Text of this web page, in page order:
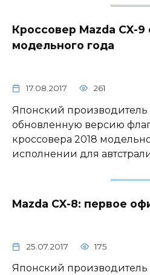
Кроссовер Mazda CX-
модельного года
17.08.2017 261
Японский производитель
обновленную версию
кроссовера 2018
исполнении для
Mazda CX-8: первое
25.07.2017 175
Японский производитель